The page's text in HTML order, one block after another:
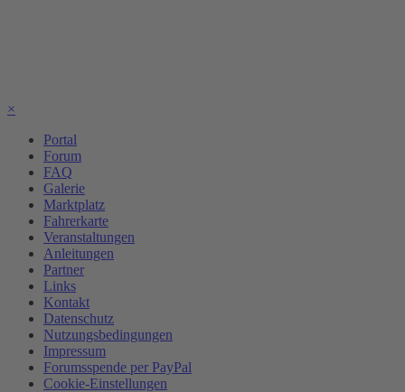
×
Portal
Forum
FAQ
Galerie
Marktplatz
Fahrerkarte
Veranstaltungen
Anleitungen
Partner
Links
Kontakt
Datenschutz
Nutzungsbedingungen
Impressum
Forumsspende per PayPal
Cookie-Einstellungen